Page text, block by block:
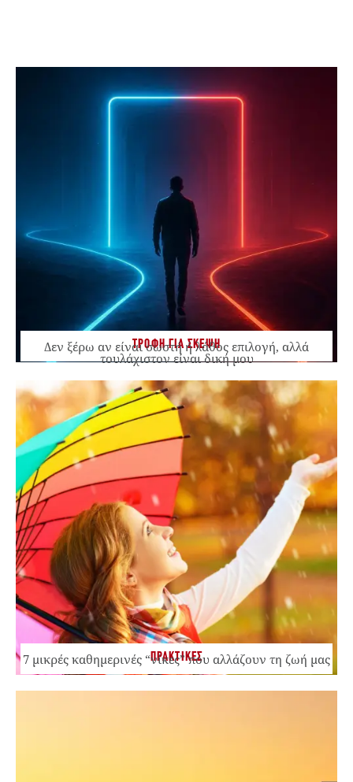
ΤΡΟΦΗ ΓΙΑ ΣΚΕΨΗ
Δεν ξέρω αν είναι σωστή ή λάθος επιλογή, αλλά
τουλάχιστον είναι δική μου
ΠΡΑΚΤΙΚΕΣ
7 μικρές καθημερινές “νίκες” που αλλάζουν τη ζωή μας